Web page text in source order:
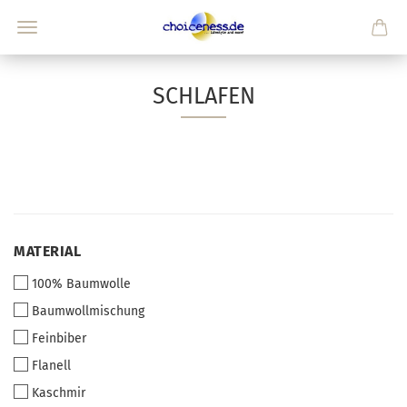
SCHLAFEN
MATERIAL
MATERIAL
100% Baumwolle
Baumwollmischung
Feinbiber
Flanell
Kaschmir